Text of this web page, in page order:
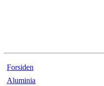
Forsiden
Aluminia